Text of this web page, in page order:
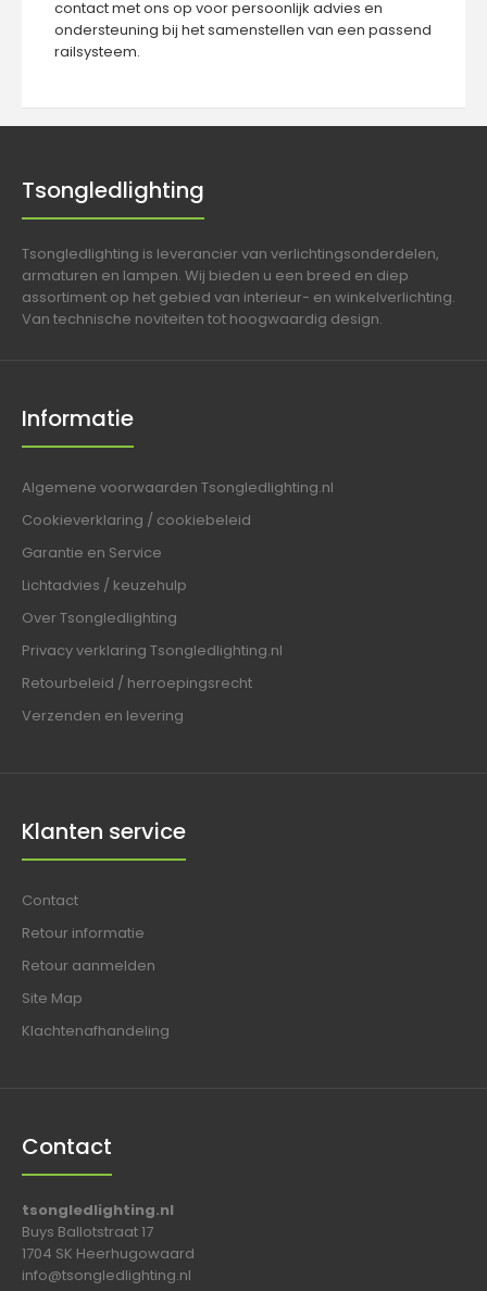
contactmet ons op voor persoonlijk advies en
ondersteuning bij het samenstellen van een passend
railsysteem.
Tsongledlighting
Tsongledlighting is leverancier van verlichtingsonderdelen,
armaturen en lampen. Wij bieden u een breed en diep
assortiment op het gebied van interieur- en winkelverlichting.
Van technische noviteiten tot hoogwaardig design.
Informatie
Algemene voorwaarden Tsongledlighting.nl
Cookieverklaring / cookiebeleid
Garantie en Service
Lichtadvies / keuzehulp
Over Tsongledlighting
Privacy verklaring Tsongledlighting.nl
Retourbeleid / herroepingsrecht
Verzenden en levering
Klanten service
Contact
Retour informatie
Retour aanmelden
Site Map
Klachtenafhandeling
Contact
tsongledlighting.nl
Buys Ballotstraat 17
1704 SK Heerhugowaard
info@tsongledlighting.nl